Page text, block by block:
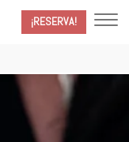
¡RESERVA!